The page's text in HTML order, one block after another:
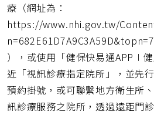
療（網址為：
https://www.nhi.gov.tw/
），或使用「健保快易通APP∣
近「視訊診療指定院所」，並先
預約掛號，或可聯繫地方衛生所
訊診療服務之院所，透過遠距門